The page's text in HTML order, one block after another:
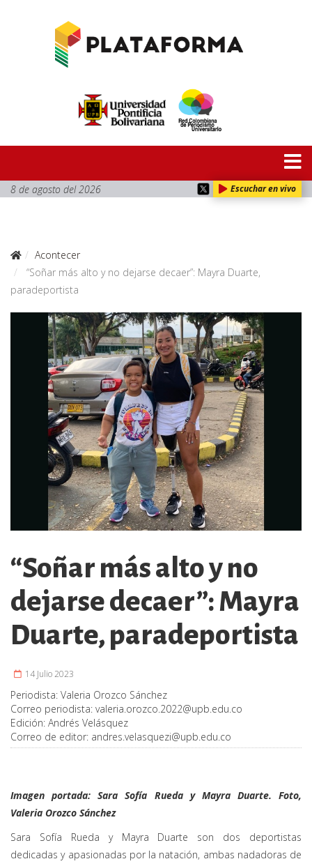
8 de agosto del 2026 Escuchar en vivo
Acontecer
“Soñar más alto y no dejarse decaer”: Mayra Duarte,
paradeportista
“Soñar más alto y no
dejarse decaer”: Mayra
Duarte, paradeportista
14 Julio 2023
Periodista: Valeria Orozco Sánchez
Correo periodista: valeria.orozco.2022@upb.edu.co
Edición: Andrés Velásquez
Correo de editor: andres.velasquezi@upb.edu.co
Imagen portada: Sara Sofía Rueda y Mayra Duarte. Foto,
Valeria Orozco Sánchez
Sara Sofía Rueda y Mayra Duarte son dos deportistas
dedicadas y apasionadas por la natación, ambas nadadoras de